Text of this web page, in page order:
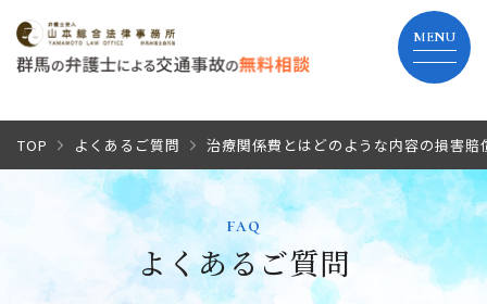
TOP
当事務所の特長
弁護士費用
TOP よくあるご質問 治療関係費とはどのような内容の損害賠
faq
よくあるご質問